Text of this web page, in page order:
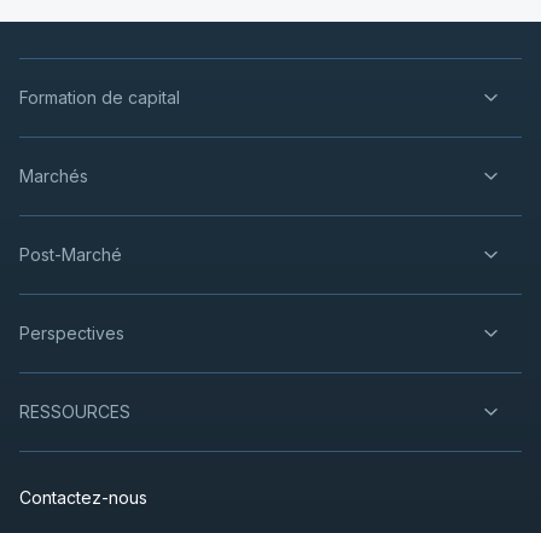
Formation de capital
Marchés
Post-Marché
Perspectives
RESSOURCES
Contactez-nous